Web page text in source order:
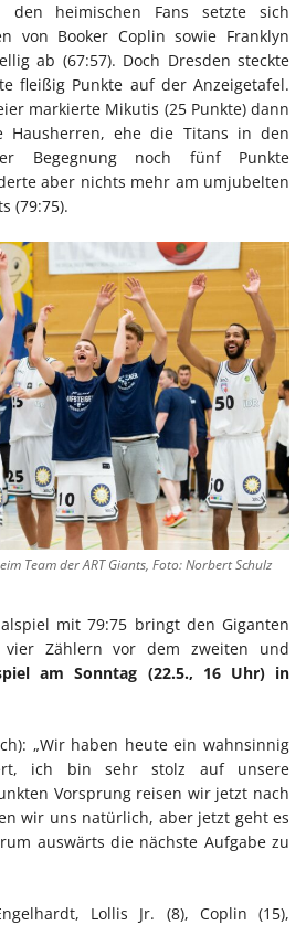
den heimischen Fans setzte sich
von Booker Coplin sowie Franklyn
ab (67:57). Doch Dresden steckte
fleißig Punkte auf der Anzeigetafel.
markierte Mikutis (25 Punkte) dann
Hausherren, ehe die Titans in den
Begegnung noch fünf Punkte
aber nichts mehr am umjubelten
(79:75).
Team der ART Giants, Foto: Norbert Schulz
mit 79:75 bringt den Giganten
vier Zählern vor dem zweiten und
am Sonntag (22.5., 16 Uhr) in
„Wir haben heute ein wahnsinnig
ich bin sehr stolz auf unsere
Vorsprung reisen wir jetzt nach
wir uns natürlich, aber jetzt geht es
auswärts die nächste Aufgabe zu
Lollis Jr. (8), Coplin (15),